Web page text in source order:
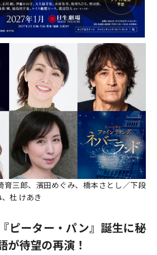
育三郎、濱田めぐみ、橋本さとし／下段
杜 けあき
ピーター・パン』誕生に秘
が待望の再演！